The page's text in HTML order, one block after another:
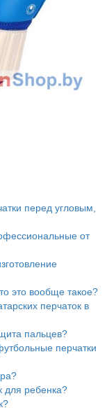
перед угловым,
от
это вообще такое?
перчаток в
пальцев?
перчатки
для ребенка?